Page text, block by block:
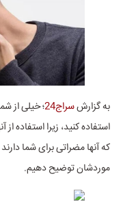
به گزارشسراج24
؛ خیلی از
استفاده کنید، زیرا استفاده
که آنها مضراتی برای شما
موردشان توضیح دهیم.